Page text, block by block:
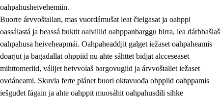
oahpahusheivehemiin.
Buorre árvvoštallan, mas vuordámušat leat čielgasat ja oahppi
oassálastá ja beassá buktit oaiviliid oahppanbarggu birra, lea dárbbašlaš
oahpahusa heiveheapmái. Oahpaheaddjit galget iežaset oahpaheamis
doarjut ja bagadallat ohppiid nu ahte sáhttet bidjat alcceseaset
mihttomeriid, válljet heivvolaš bargovugiid ja árvvoštallet iežaset
ovdáneami. Skuvla ferte plánet buori oktavuođa ohppiid oahppamis
iešguđet fágain ja ahte oahppit muosáhit oahpahusdili sihke